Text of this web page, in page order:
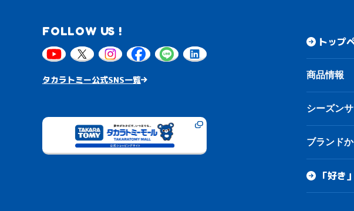
FOLLOW US !
タカラトミー公式SNS一覧
トップ
商品情報
シーズン
ブランド
「好き